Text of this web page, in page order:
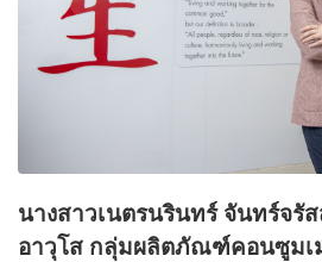
นางสาวเนตรนรินทร์ จันทร์จรั
อาวุโส กลุ่มผลิตภัณฑ์คอนซูมเ